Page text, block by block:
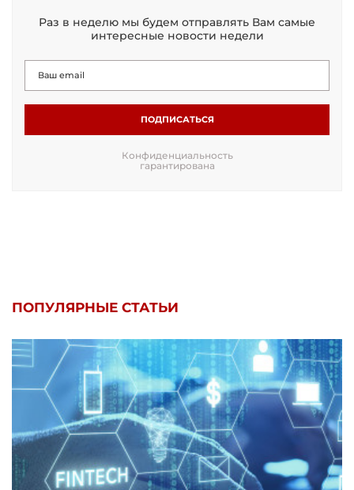
Раз в неделю мы будем отправлять Вам самые
интересные новости недели
ПОДПИСАТЬСЯ
Конфиденциальность
гарантирована
ПОПУЛЯРНЫЕ СТАТЬИ